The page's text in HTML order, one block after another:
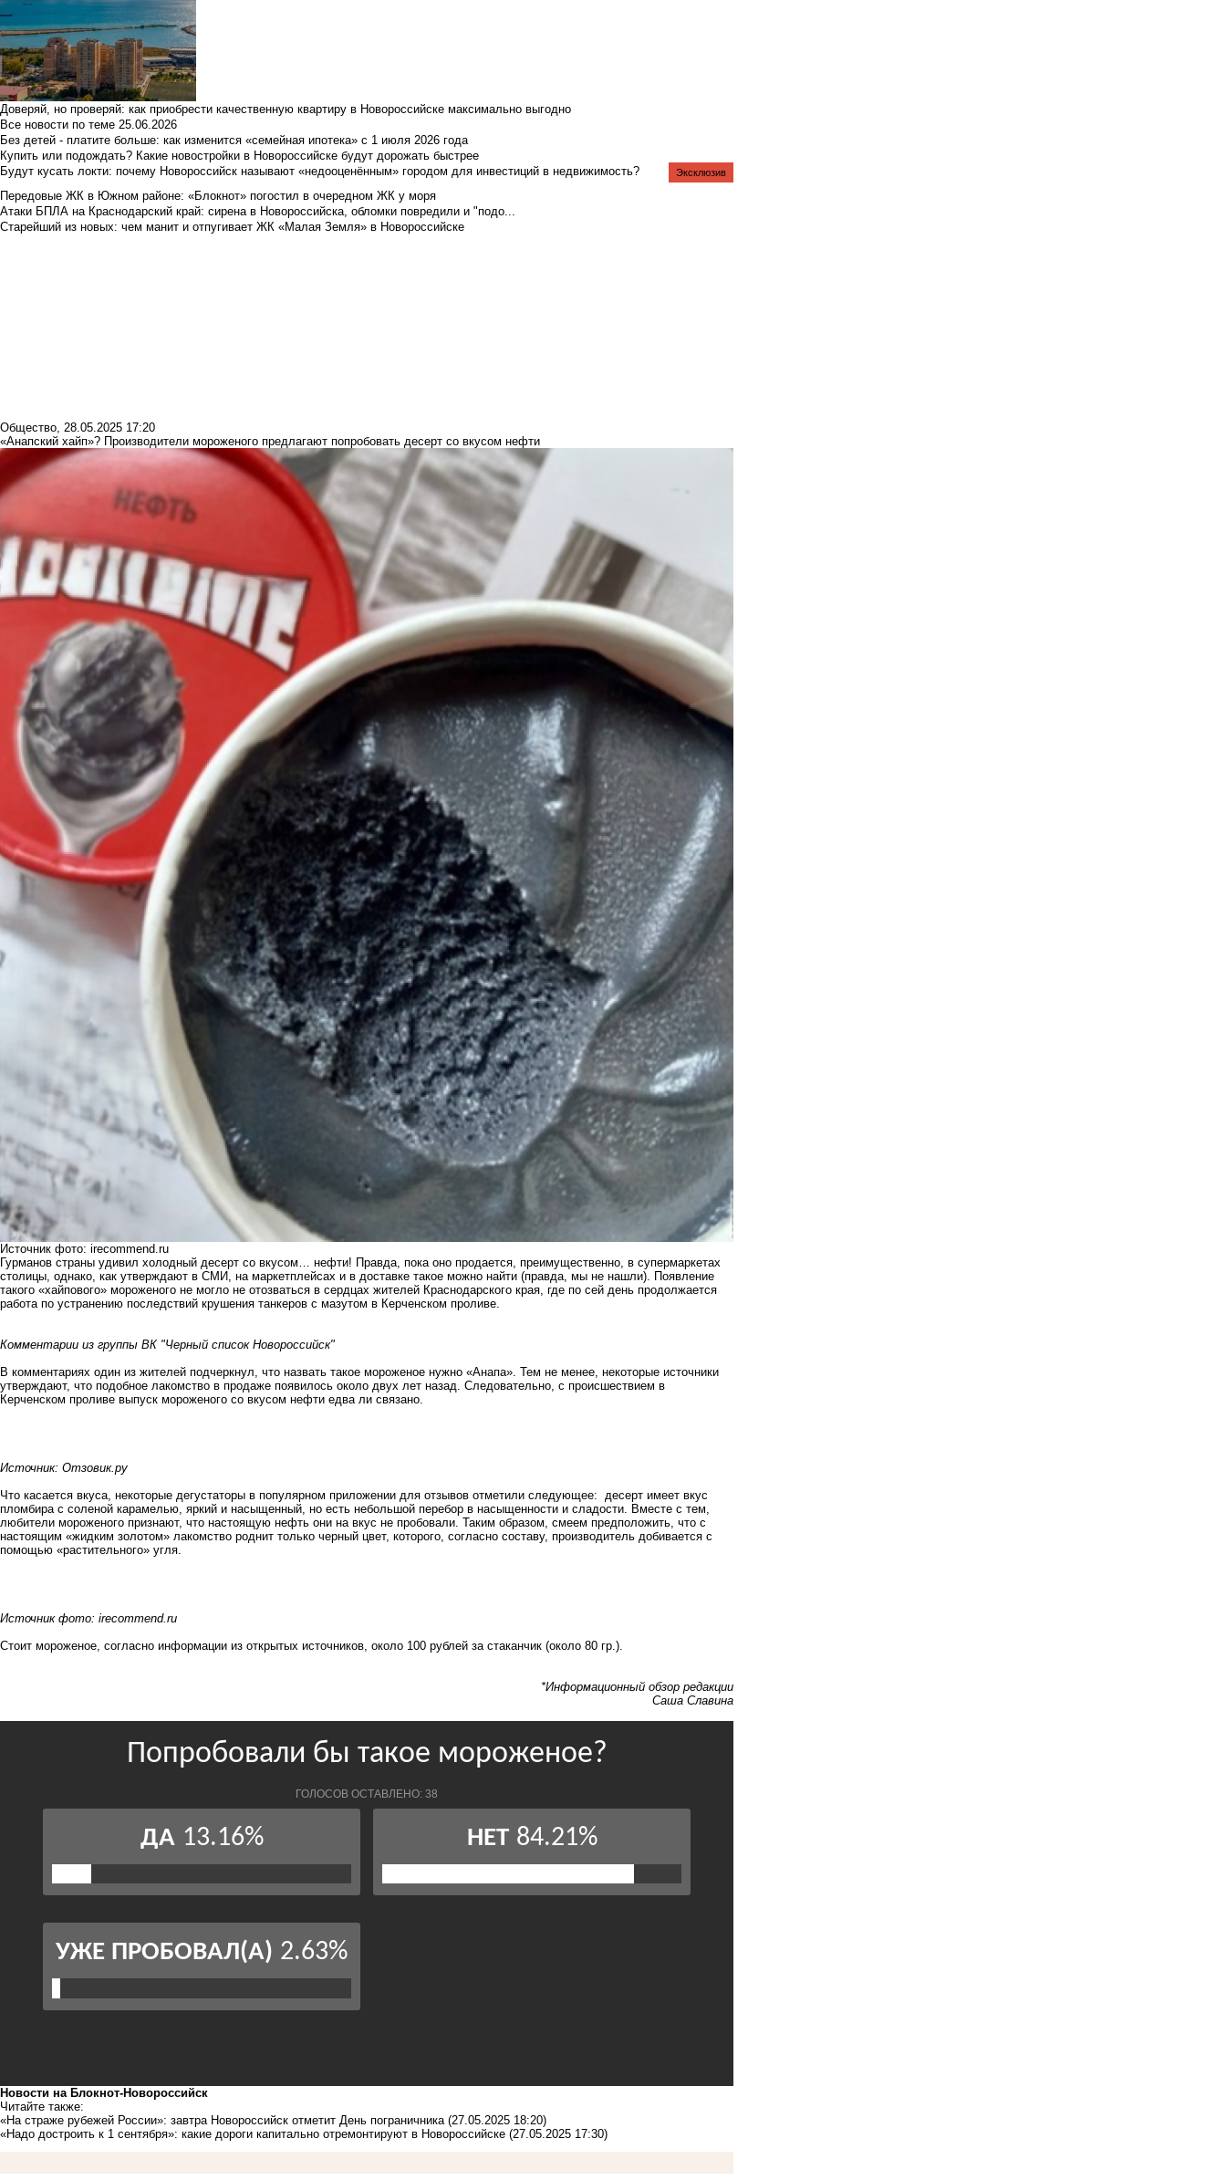
Доверяй, но проверяй: как приобрести качественную квартиру в Новороссийске максимально выгодно
Все новости по теме 25.06.2026
Без детей - платите больше: как изменится «семейная ипотека» с 1 июля 2026 года
Купить или подождать? Какие новостройки в Новороссийске будут дорожать быстрее
Будут кусать локти: почему Новороссийск называют «недооценённым» городом для инвестиций в недвижимость?
Передовые ЖК в Южном районе: «Блокнот» погостил в очередном ЖК у моря
Атаки БПЛА на Краснодарский край: сирена в Новороссийска, обломки повредили и "подо...
Старейший из новых: чем манит и отпугивает ЖК «Малая Земля» в Новороссийске
Эксклюзив
Общество, 28.05.2025 17:20
«Анапский хайп»? Производители мороженого предлагают попробовать десерт со вкусом нефти
Источник фото: irecommend.ru
Гурманов страны удивил холодный десерт со вкусом… нефти! Правда, пока оно продается, преимущественно, в супермаркетах
столицы, однако, как утверждают в СМИ, на маркетплейсах и в доставке такое можно найти (правда, мы не нашли). Появление
такого «хайпового» мороженого не могло не отозваться в сердцах жителей Краснодарского края, где по сей день продолжается
работа по устранению последствий крушения танкеров с мазутом в Керченском проливе.
Комментарии из группы ВК "Черный список Новороссийск"
В комментариях один из жителей подчеркнул, что назвать такое мороженое нужно «Анапа». Тем не менее, некоторые источники
утверждают, что подобное лакомство в продаже появилось около двух лет назад. Следовательно, с происшествием в
Керченском проливе выпуск мороженого со вкусом нефти едва ли связано.
Источник: Отзовик.ру
Что касается вкуса, некоторые дегустаторы в популярном приложении для отзывов отметили следующее: десерт имеет вкус
пломбира с соленой карамелью, яркий и насыщенный, но есть небольшой перебор в насыщенности и сладости. Вместе с тем,
любители мороженого признают, что настоящую нефть они на вкус не пробовали. Таким образом, смеем предположить, что с
настоящим «жидким золотом» лакомство роднит только черный цвет, которого, согласно составу, производитель добивается с
помощью «растительного» угля.
Источник фото: irecommend.ru
Стоит мороженое, согласно информации из открытых источников, около 100 рублей за стаканчик (около 80 гр.).
*Информационный обзор редакции
Саша Славина
Новости на Блoкнoт-Новороссийск
Читайте также:
«На страже рубежей России»: завтра Новороссийск отметит День пограничника (27.05.2025 18:20)
«Надо достроить к 1 сентября»: какие дороги капитально отремонтируют в Новороссийске (27.05.2025 17:30)